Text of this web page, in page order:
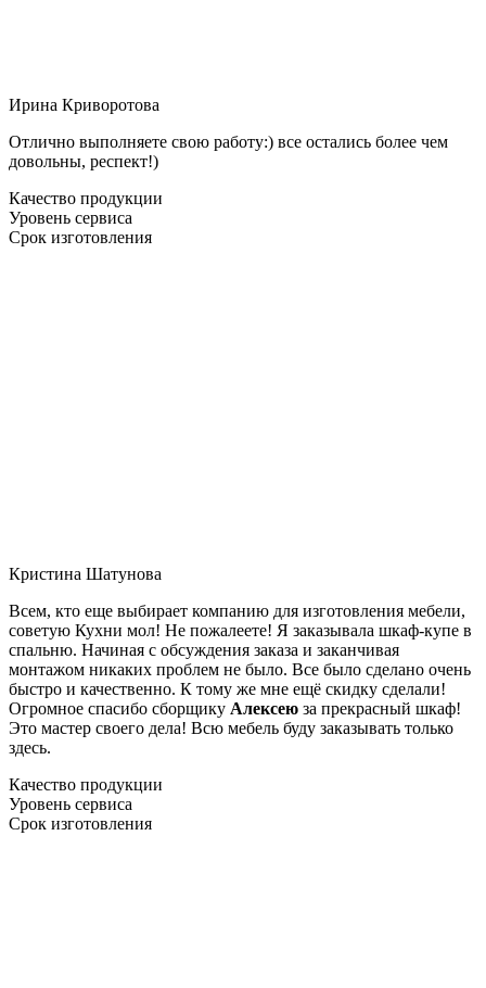
Ирина Криворотова
Отлично выполняете свою работу:) все остались более чем
довольны, респект!)
Качество продукции
Уровень сервиса
Срок изготовления
Кристина Шатунова
Всем, кто еще выбирает компанию для изготовления мебели,
советую Кухни мол! Не пожалеете! Я заказывала шкаф-купе в
спальню. Начиная с обсуждения заказа и заканчивая
монтажом никаких проблем не было. Все было сделано очень
быстро и качественно. К тому же мне ещё скидку сделали!
Огромное спасибо сборщику Алексею за прекрасный шкаф!
Это мастер своего дела! Всю мебель буду заказывать только
здесь.
Качество продукции
Уровень сервиса
Срок изготовления